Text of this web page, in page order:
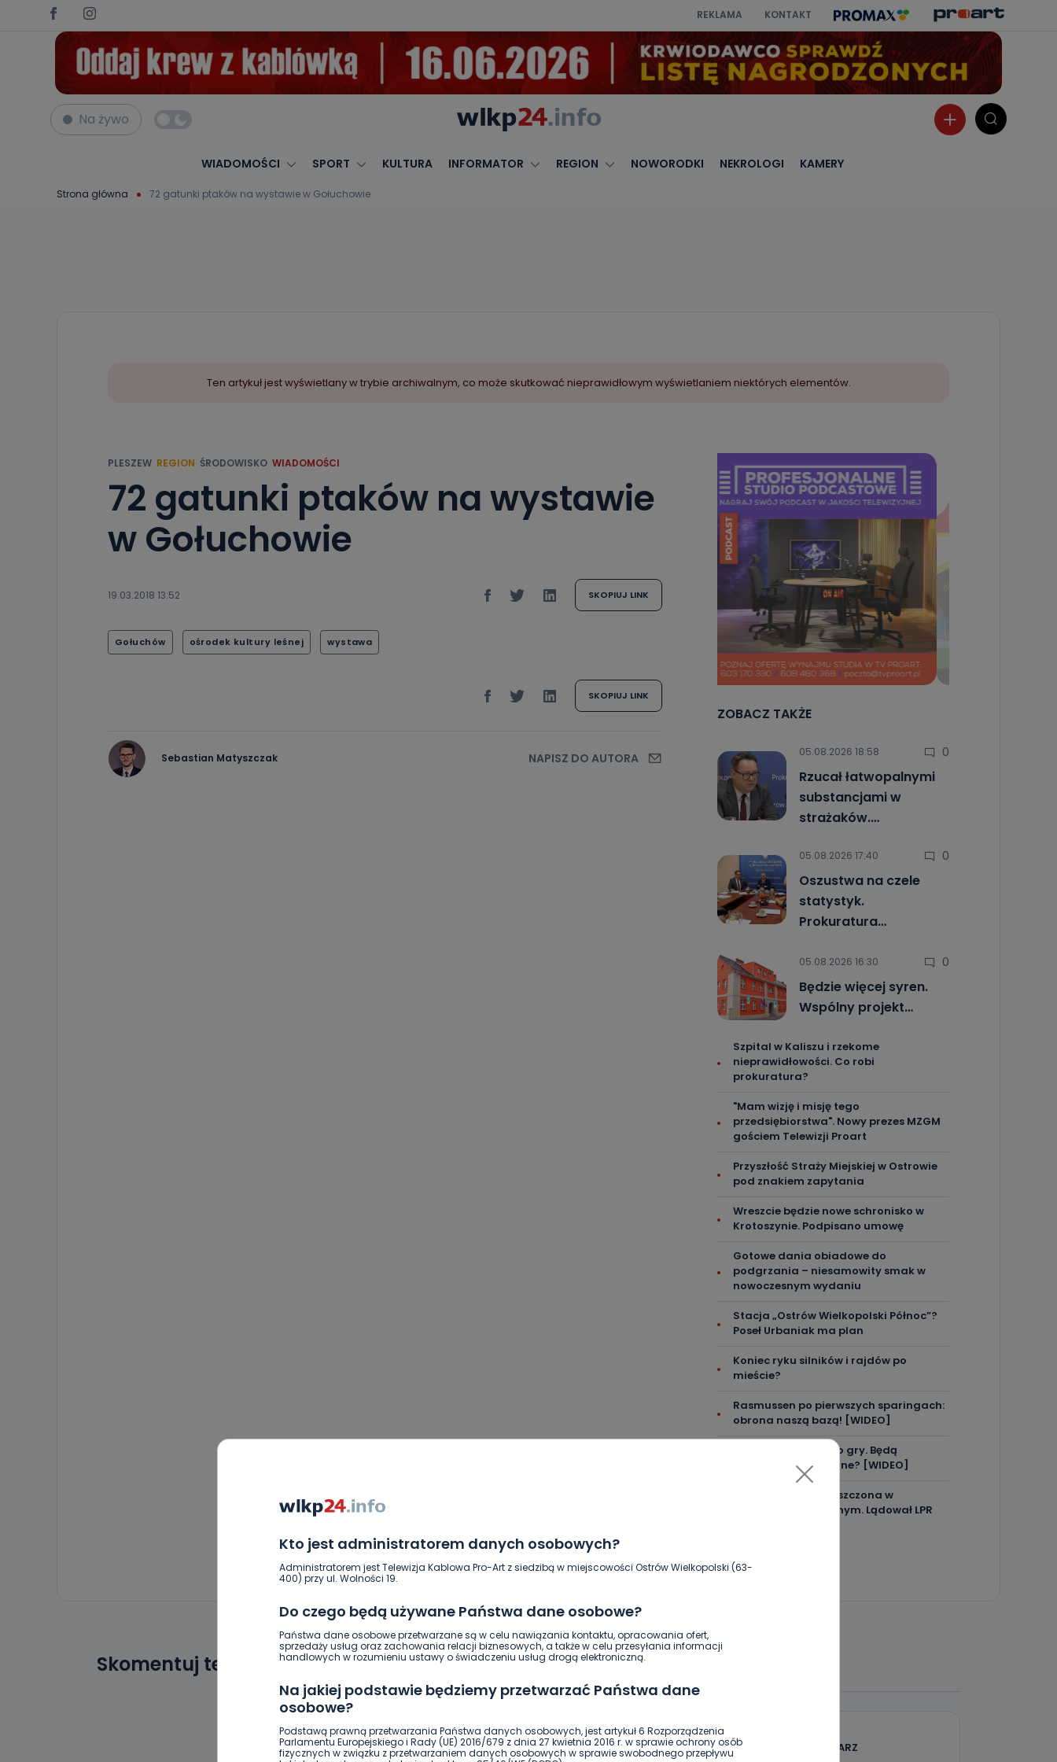
REKLAMA KONTAKT
Na żywo
WIADOMOŚCI SPORT KULTURA INFORMATOR REGION NOWORODKI NEKROLOGI KAMERY
Strona główna 72 gatunki ptaków na wystawie w Gołuchowie
Kto jest administratorem danych osobowych?
Administratorem jest Telewizja Kablowa Pro-Art z siedzibą w miejscowości Ostrów Wielkopolski (63-
400) przy ul. Wolności 19.
Do czego będą używane Państwa dane osobowe?
Państwa dane osobowe przetwarzane są w celu nawiązania kontaktu, opracowania ofert,
sprzedaży usług oraz zachowania relacji biznesowych, a także w celu przesyłania informacji
handlowych w rozumieniu ustawy o świadczeniu usług drogą elektroniczną.
Na jakiej podstawie będziemy przetwarzać Państwa dane
osobowe?
Podstawą prawną przetwarzania Państwa danych osobowych, jest artykuł 6 Rozporządzenia
Parlamentu Europejskiego i Rady (UE) 2016/679 z dnia 27 kwietnia 2016 r. w sprawie ochrony osób
fizycznych w związku z przetwarzaniem danych osobowych w sprawie swobodnego przepływu
Ten artykuł jest wyświetlany w trybie archiwalnym, co może skutkować nieprawidłowym wyświetlaniem niektórych elementów.
PLESZEW REGION ŚRODOWISKO WIADOMOŚCI
72 gatunki ptaków na wystawie
w Gołuchowie
19.03.2018 13:52 SKOPIUJ LINK
Gołuchów ośrodek kultury leśnej wystawa
SKOPIUJ LINK
Sebastian Matyszczak NAPISZ DO AUTORA
ZOBACZ TAKŻE
05.08.2026 18:58 0
Rzucał łatwopalnymi
substancjami w
strażaków.…
05.08.2026 17:40 0
Oszustwa na czele
statystyk.
Prokuratura…
05.08.2026 16:30 0
Będzie więcej syren.
Wspólny projekt…
Szpital w Kaliszu i rzekome
nieprawidłowości. Co robi
prokuratura?
"Mam wizję i misję tego
przedsiębiorstwa". Nowy prezes MZGM
gościem Telewizji Proart
Przyszłość Straży Miejskiej w Ostrowie
pod znakiem zapytania
Wreszcie będzie nowe schronisko w
Krotoszynie. Podpisano umowę
Gotowe dania obiadowe do
podgrzania – niesamowity smak w
nowoczesnym wydaniu
Stacja „Ostrów Wielkopolski Północ”?
Poseł Urbaniak ma plan
Koniec ryku silników i rajdów po
mieście?
Rasmussen po pierwszych sparingach:
obrona naszą bazą! [WIDEO]
Aquapark wraca do gry. Będą
konsultacje społeczne? [WIDEO]
Ręka dziecka zakleszczona w
urządzeniu kuchennym. Lądował LPR
Skomentuj ten wpis jako pierwszy!
DODAJ SWÓJ KOMENTARZ